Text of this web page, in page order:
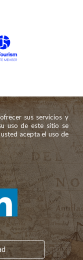
sus servicios y
uso de este sitio se
acepta el uso de